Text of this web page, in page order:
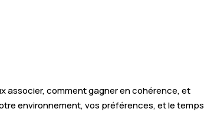
associer, comment gagner en cohérence, et
environnement, vos préférences, et le temps